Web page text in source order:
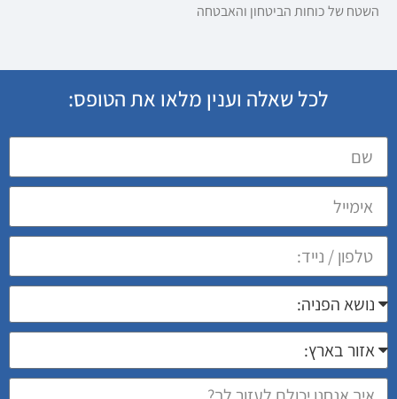
השטח של כוחות הביטחון והאבטחה
לכל שאלה וענין מלאו את הטופס: